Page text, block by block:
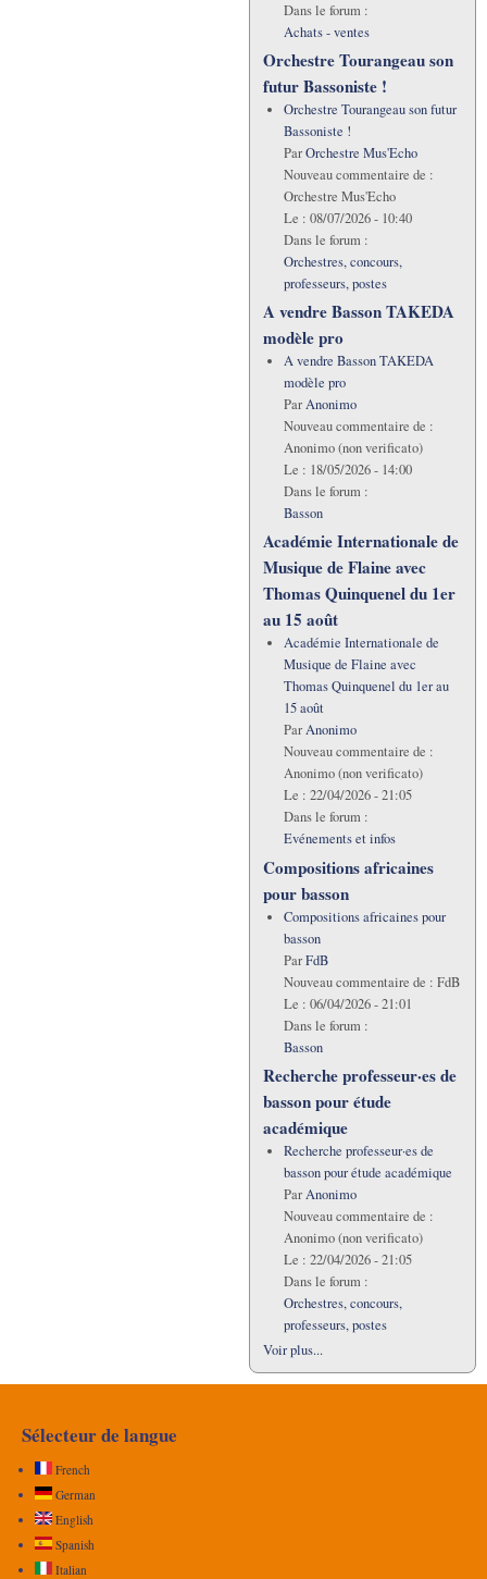
Dans le forum :
Achats - ventes
Orchestre Tourangeau son
futur Bassoniste !
Orchestre Tourangeau son futur
Bassoniste !
ParOrchestre Mus'Echo
Nouveau commentaire de :
Orchestre Mus'Echo
Le : 08/07/2026 - 10:40
Dans le forum :
Orchestres, concours,
professeurs, postes
A vendre Basson TAKEDA
modèle pro
A vendre Basson TAKEDA
modèle pro
ParAnonimo
Nouveau commentaire de :
Anonimo (non verificato)
Le : 18/05/2026 - 14:00
Dans le forum :
Basson
Académie Internationale de
Musique de Flaine avec
Thomas Quinquenel du 1er
au 15 août
Académie Internationale de
Musique de Flaine avec
Thomas Quinquenel du 1er au
15 août
ParAnonimo
Nouveau commentaire de :
Anonimo (non verificato)
Le : 22/04/2026 - 21:05
Dans le forum :
Evénements et infos
Compositions africaines
pour basson
Compositions africaines pour
basson
ParFdB
Nouveau commentaire de : FdB
Le : 06/04/2026 - 21:01
Dans le forum :
Basson
Recherche professeur·es de
basson pour étude
académique
Recherche professeur·es de
basson pour étude académique
ParAnonimo
Nouveau commentaire de :
Anonimo (non verificato)
Le : 22/04/2026 - 21:05
Dans le forum :
Orchestres, concours,
professeurs, postes
Voir plus...
Sélecteur de langue
French
German
English
Spanish
Italian